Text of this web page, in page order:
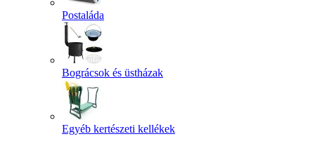
Postaláda
Bográcsok és üstházak
Egyéb kertészeti kellékek